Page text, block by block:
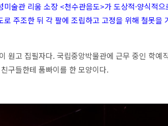
미술관 리움 소장 <천수관음도>가 도상적·양식적
로 주조한 뒤 각 팔에 조립하고 고정을 위해 철못을
원고 집필자다. 국립중앙박물관에 근무 중인 학
구들한테 품빠이를 한 모양이다.